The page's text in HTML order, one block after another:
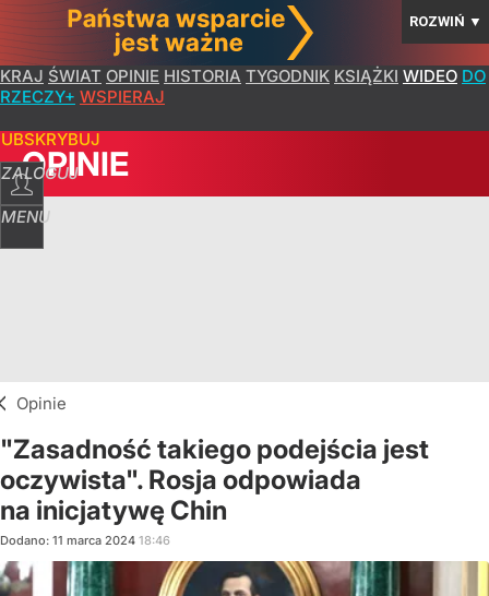
ROZWIŃ ▼
KRAJ ŚWIAT OPINIE HISTORIA TYGODNIK KSIĄŻKI WIDEO DO
RZECZY+ WSPIERAJ
ZALOGUJ
MENU
OPINIE
Opinie
"Zasadność takiego podejścia jest
oczywista". Rosja odpowiada
na inicjatywę Chin
Dodano: 11 marca 2024 18:46